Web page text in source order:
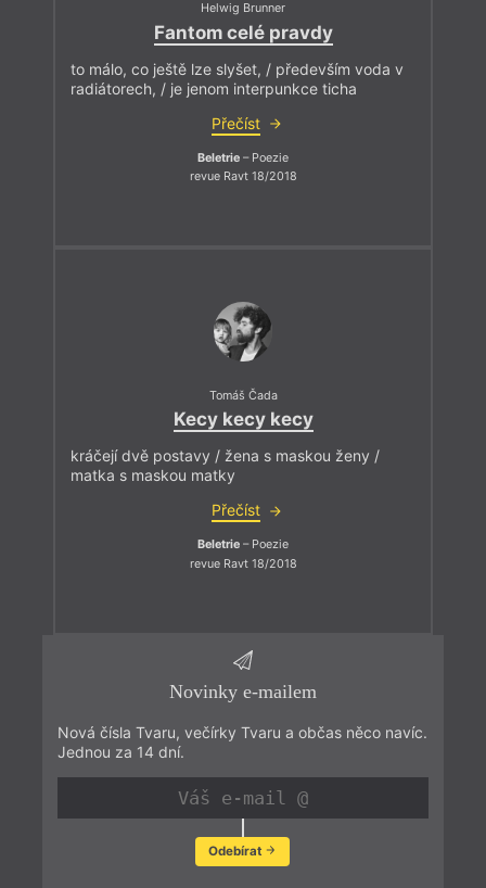
Helwig Brunner
Fantom celé pravdy
to málo, co ještě lze slyšet, / především voda v
radiátorech, / je jenom interpunkce ticha
Přečíst
Beletrie – Poezie
revue Ravt 18/2018
Tomáš Čada
Kecy kecy kecy
kráčejí dvě postavy / žena s maskou ženy /
matka s maskou matky
Přečíst
Beletrie – Poezie
revue Ravt 18/2018
Novinky e-mailem
Nová čísla Tvaru, večírky Tvaru a občas něco navíc.
Jednou za 14 dní.
Odebírat